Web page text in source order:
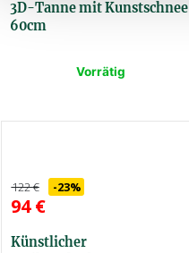
3D-Tanne mit Kunstschnee
60cm
Vorrätig
122€ -23%
94€
Künstlicher